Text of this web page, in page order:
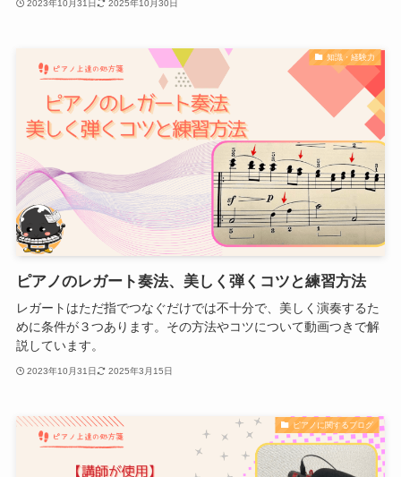
2023年10月31日 2025年10月30日
知識・経験力
ピアノのレガート奏法、美しく弾くコツと練習方法
レガートはただ指でつなぐだけでは不十分で、美しく演奏するた
めに条件が３つあります。その方法やコツについて動画つきで解
説しています。
2023年10月31日 2025年3月15日
ピアノに関するブログ